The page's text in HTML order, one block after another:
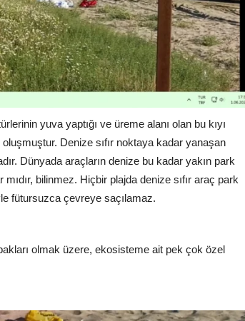
yuva yaptığı ve üreme alanı olan bu kıyı
Denize sıfır noktaya kadar yanaşan
Dünyada araçların denize bu kadar yakın park
bilinmez. Hiçbir plajda denize sıfır araç park
fütursuzca çevreye saçılamaz.
olmak üzere, ekosisteme ait pek çok özel